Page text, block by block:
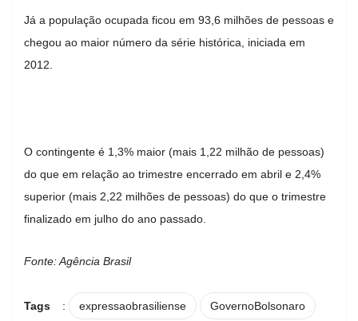
Já a população ocupada ficou em 93,6 milhões de pessoas e
chegou ao maior número da série histórica, iniciada em
2012.
O contingente é 1,3% maior (mais 1,22 milhão de pessoas)
do que em relação ao trimestre encerrado em abril e 2,4%
superior (mais 2,22 milhões de pessoas) do que o trimestre
finalizado em julho do ano passado.
Fonte: Agência Brasil
Tags : expressaobrasiliense GovernoBolsonaro